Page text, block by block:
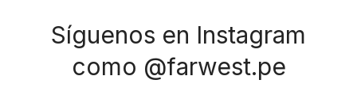
Síguenos en Instagram
como @farwest.pe